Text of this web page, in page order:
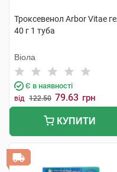
Троксевенол Arbor Vitae
40 г 1 туба
Віола
Є в наявності
від 122.50 79.63 грн
КУПИТИ